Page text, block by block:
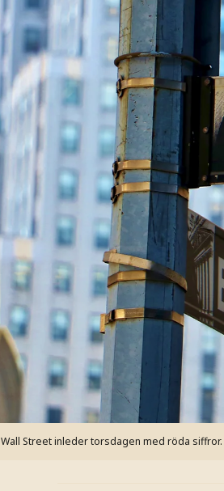
Wall Street inleder torsdagen med röda siffror.